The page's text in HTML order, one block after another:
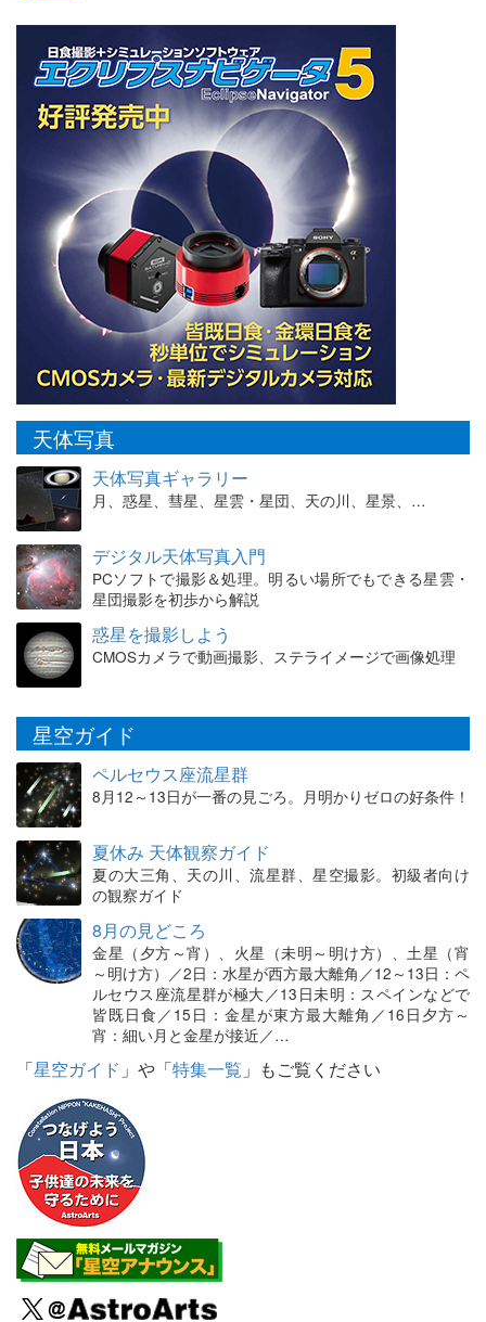
天体写真
天体写真ギャラリー
月、惑星、彗星、星雲・星団、天の川、星景、…
デジタル天体写真入門
PCソフトで撮影＆処理。明るい場所でもできる星雲・
星団撮影を初歩から解説
惑星を撮影しよう
CMOSカメラで動画撮影、ステライメージで画像処理
星空ガイド
ペルセウス座流星群
8月12～13日が一番の見ごろ。月明かりゼロの好条件！
夏休み 天体観察ガイド
夏の大三角、天の川、流星群、星空撮影。初級者向け
の観察ガイド
8月の見どころ
金星（夕方～宵）、火星（未明～明け方）、土星（宵
～明け方）／2日：水星が西方最大離角／12～13日：ペ
ルセウス座流星群が極大／13日未明：スペインなどで
皆既日食／15日：金星が東方最大離角／16日夕方～
宵：細い月と金星が接近／…
「星空ガイド 」や「特集一覧 」もご覧ください